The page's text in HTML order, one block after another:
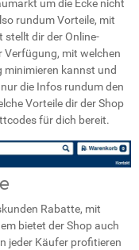
um die Ecke nicht
rundum Vorteile, mit
stellt dir der Online-
mit welchen
minimieren kannst und
die Infos rundum den
Vorteile dir der Shop
für dich bereit.
Rabatte, mit
bietet der Shop auch
jeder Käufer profitieren